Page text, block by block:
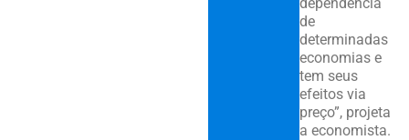
de
determinadas
economias e
tem seus
efeitos via
preço”, projeta
a economista.